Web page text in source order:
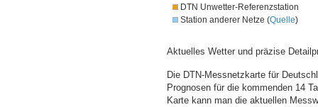
DTN Unwetter-Referenzstation
Station anderer Netze (Quelle)
Aktuelles Wetter und präzise
Die DTN-Messnetzkarte für
Prognosen für die kommenden 14
Karte kann man die aktuellen